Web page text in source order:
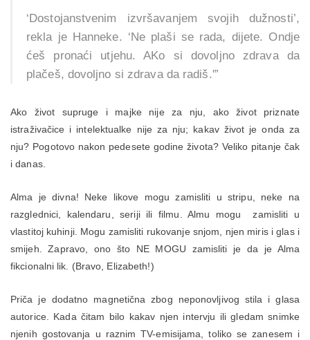
‘Dostojanstvenim izvršavanjem svojih dužnosti’,
rekla je Hanneke. ‘Ne plaši se rada, dijete. Ondje
ćeš pronaći utjehu. AKo si dovoljno zdrava da
plačeš, dovoljno si zdrava da radiš.'”
Ako život supruge i majke nije za nju, ako život priznate
istraživačice i intelektualke nije za nju; kakav život je onda za
nju? Pogotovo nakon pedesete godine života? Veliko pitanje čak
i danas.
Alma je divna! Neke likove mogu zamisliti u stripu, neke na
razglednici, kalendaru, seriji ili filmu. Almu mogu zamisliti u
vlastitoj kuhinji. Mogu zamisliti rukovanje snjom, njen miris i glas i
smijeh. Zapravo, ono što NE MOGU zamisliti je da je Alma
fikcionalni lik. (Bravo, Elizabeth!)
Priča je dodatno magnetična zbog neponovljivog stila i glasa
autorice. Kada čitam bilo kakav njen intervju ili gledam snimke
njenih gostovanja u raznim TV-emisijama, toliko se zanesem i